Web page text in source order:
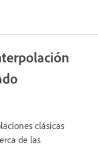
clásicas
de las